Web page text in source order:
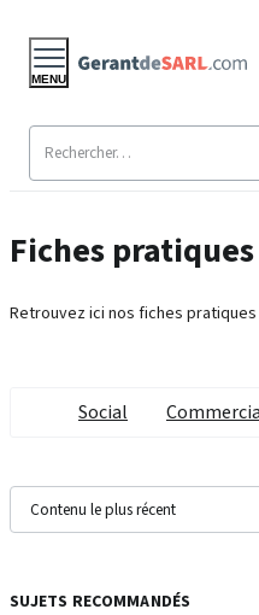
MENU
Fiches pratiques
Retrouvez ici nos fiches
Social
SUJETS RECOMMANDÉS